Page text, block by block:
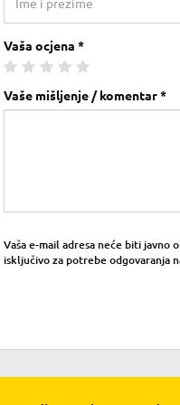
Vaša ocjena *
Vaše mišljenje / komentar *
Vaša e-mail adresa neće biti javno
isključivo za potrebe odgovaranja